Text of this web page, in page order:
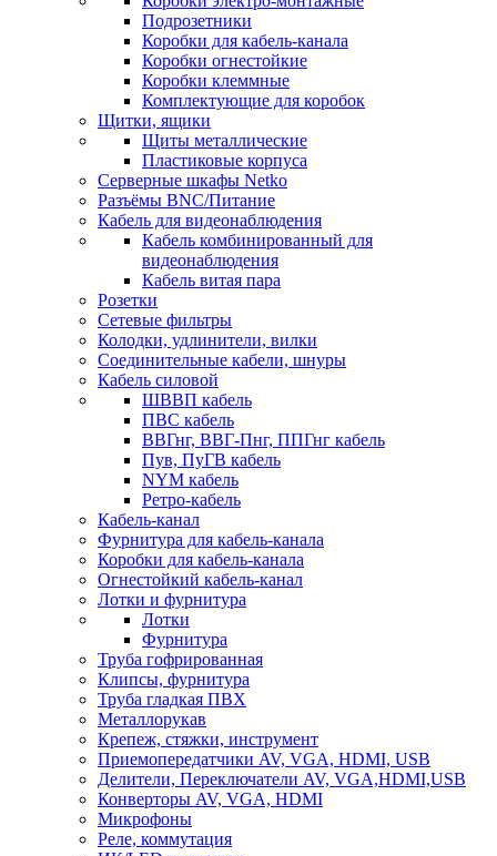
Подрозетники
Коробки для кабель-канала
Коробки огнестойкие
Коробки клеммные
Комплектующие для коробок
Щитки, ящики
Щиты металлические
Пластиковые корпуса
Серверные шкафы Netko
Разъёмы BNC/Питание
Кабель для видеонаблюдения
Кабель комбинированный для
видеонаблюдения
Кабель витая пара
Розетки
Сетевые фильтры
Колодки, удлинители, вилки
Соединительные кабели, шнуры
Кабель силовой
ШВВП кабель
ПВС кабель
ВВГнг, ВВГ-Пнг, ППГнг кабель
Пув, ПуГВ кабель
NYM кабель
Ретро-кабель
Кабель-канал
Фурнитура для кабель-канала
Коробки для кабель-канала
Огнестойкий кабель-канал
Лотки и фурнитура
Лотки
Фурнитура
Труба гофрированная
Клипсы, фурнитура
Труба гладкая ПВХ
Металлорукав
Крепеж, стяжки, инструмент
Приемопередатчики AV, VGA, HDMI, USB
Делители, Переключатели AV, VGA,HDMI,USB
Конверторы AV, VGA, HDMI
Микрофоны
Реле, коммутация